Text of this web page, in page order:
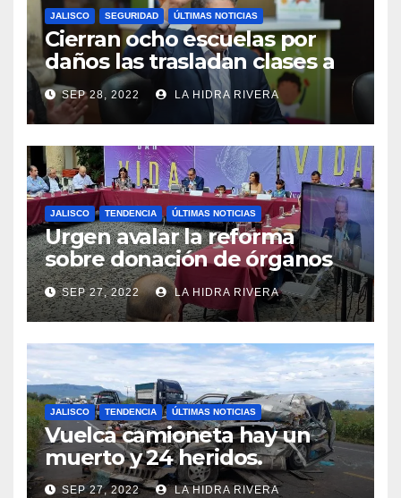
JALISCO SEGURIDAD ÚLTIMAS NOTICIAS
Cierran ocho escuelas por
daños las trasladan clases a
sedes alternas.
SEP 28, 2022 LA HIDRA RIVERA
JALISCO TENDENCIA ÚLTIMAS NOTICIAS
Urgen avalar la reforma
sobre donación de órganos
en Jalisco.
SEP 27, 2022 LA HIDRA RIVERA
JALISCO TENDENCIA ÚLTIMAS NOTICIAS
Vuelca camioneta hay un
muerto y 24 heridos.
SEP 27, 2022 LA HIDRA RIVERA